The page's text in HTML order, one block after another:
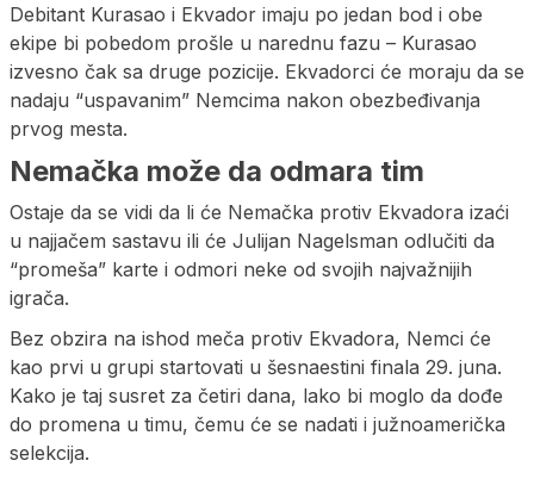
Debitant Kurasao i Ekvador imaju po jedan bod i obe
ekipe bi pobedom prošle u narednu fazu – Kurasao
izvesno čak sa druge pozicije. Ekvadorci će moraju da se
nadaju “uspavanim” Nemcima nakon obezbeđivanja
prvog mesta.
Nemačka može da odmara tim
Ostaje da se vidi da li će Nemačka protiv Ekvadora izaći
u najjačem sastavu ili će Julijan Nagelsman odlučiti da
“promeša” karte i odmori neke od svojih najvažnijih
igrača.
Bez obzira na ishod meča protiv Ekvadora, Nemci će
kao prvi u grupi startovati u šesnaestini finala 29. juna.
Kako je taj susret za četiri dana, lako bi moglo da dođe
do promena u timu, čemu će se nadati i južnoamerička
selekcija.